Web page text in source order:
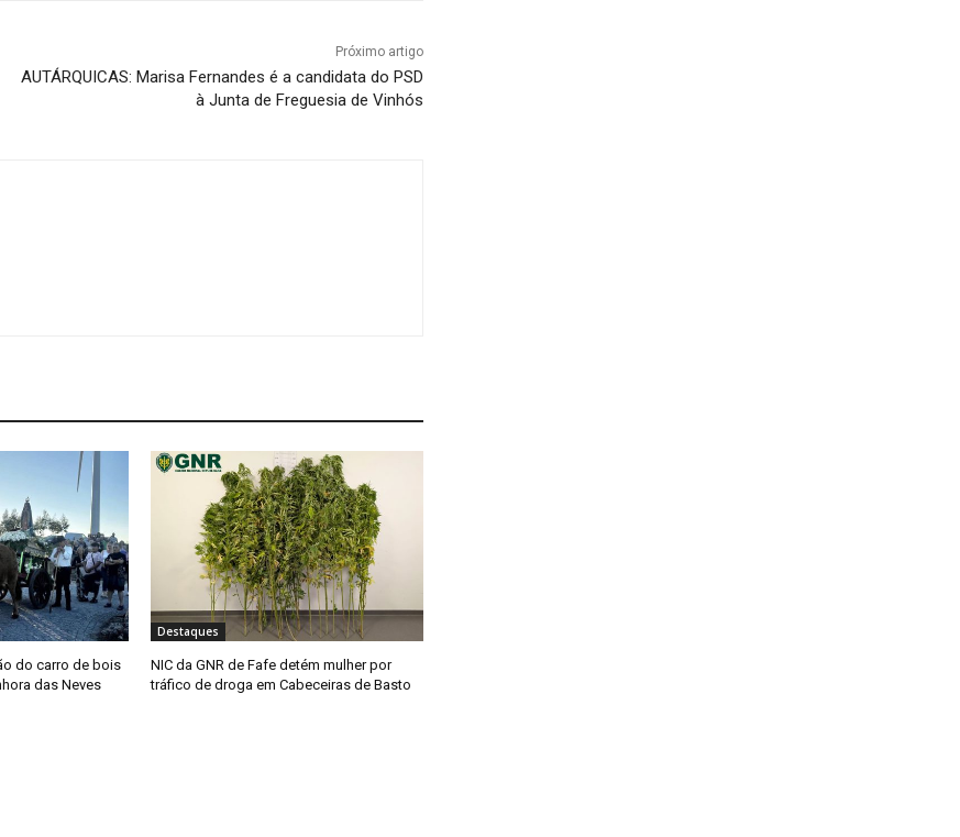
Próximo artigo
AUTÁRQUICAS: Marisa Fernandes é a candidata do PSD
à Junta de Freguesia de Vinhós
do carro de bois
das Neves
Destaques
NIC da GNR de Fafe detém mulher por
tráfico de droga em Cabeceiras de Basto